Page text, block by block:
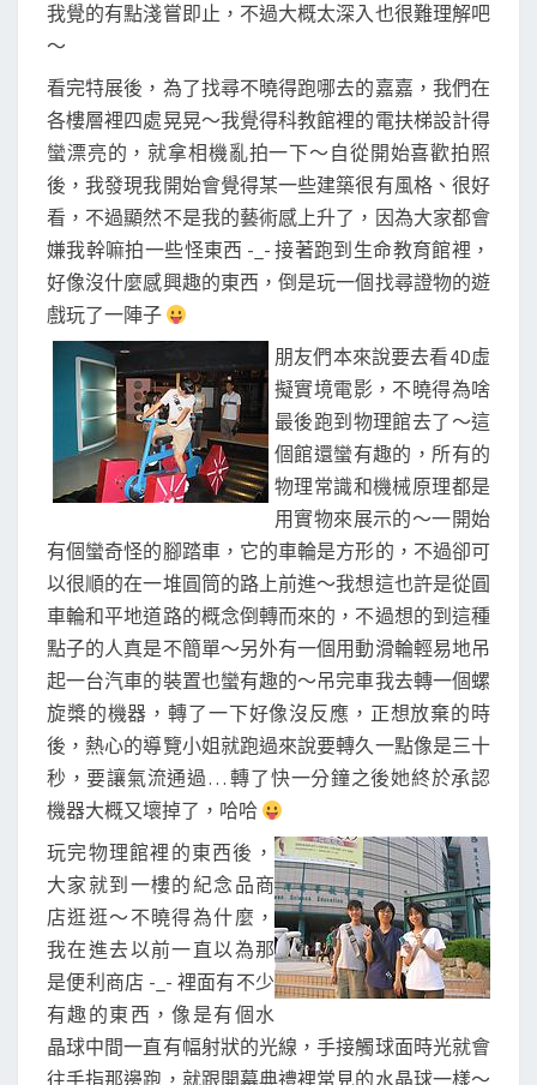
我覺的有點淺嘗即止，不過大概太深入也很難理解吧
～
看完特展後，為了找尋不曉得跑哪去的嘉嘉，我們在
各樓層裡四處晃晃～我覺得科教館裡的電扶梯設計得
蠻漂亮的，就拿相機亂拍一下～自從開始喜歡拍照
後，我發現我開始會覺得某一些建築很有風格、很好
看，不過顯然不是我的藝術感上升了，因為大家都會
嫌我幹嘛拍一些怪東西 -_- 接著跑到生命教育館裡，
好像沒什麼感興趣的東西，倒是玩一個找尋證物的遊
戲玩了一陣子
朋友們本來說要去看4D虛
擬實境電影，不曉得為啥
最後跑到物理館去了～這
個館還蠻有趣的，所有的
物理常識和機械原理都是
用實物來展示的～一開始
有個蠻奇怪的腳踏車，它的車輪是方形的，不過卻可
以很順的在一堆圓筒的路上前進～我想這也許是從圓
車輪和平地道路的概念倒轉而來的，不過想的到這種
點子的人真是不簡單～另外有一個用動滑輪輕易地吊
起一台汽車的裝置也蠻有趣的～吊完車我去轉一個螺
旋槳的機器，轉了一下好像沒反應，正想放棄的時
後，熱心的導覽小姐就跑過來說要轉久一點像是三十
秒，要讓氣流通過… 轉了快一分鐘之後她終於承認
機器大概又壞掉了，哈哈
玩完物理館裡的東西後，
大家就到一樓的紀念品商
店逛逛～不曉得為什麼，
我在進去以前一直以為那
是便利商店 -_- 裡面有不少
有趣的東西，像是有個水
晶球中間一直有幅射狀的光線，手接觸球面時光就會
往手指那邊跑，就跟開幕典禮裡常見的水晶球一樣～